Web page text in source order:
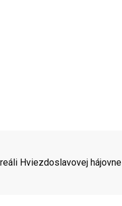
Hviezdoslavovej hájovne